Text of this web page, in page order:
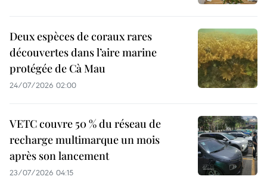
Deux espèces de coraux rares
découvertes dans l’aire marine
protégée de Cà Mau
24/07/2026 02:00
VETC couvre 50 % du réseau de
recharge multimarque un mois
après son lancement
23/07/2026 04:15